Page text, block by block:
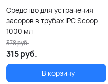
Средство для устранения
засоров в трубах IPC Scoop
1000 мл
315руб.
378руб.
В корзину